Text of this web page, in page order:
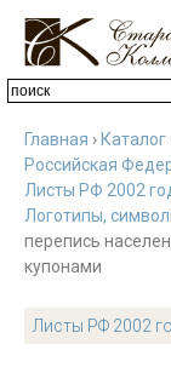
Главная › Каталог
Российская
Листы РФ 2002
Логотипы,
перепись
купонами
Листы РФ 2002